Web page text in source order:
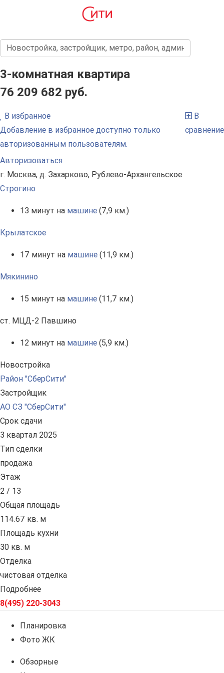
3-комнатная квартира
76 209 682 руб.
В избранное
Добавление в избранное доступно только
авторизованным пользователям.
Авторизоваться
В
сравнение
г. Москва, д. Захарково, Рублево-Архангельское
Строгино
13 минут на машине (7,9 км.)
Крылатское
17 минут на машине (11,9 км.)
Мякинино
15 минут на машине (11,7 км.)
ст. МЦД-2 Павшино
12 минут на машине (5,9 км.)
Новостройка
Район "СберСити"
Застройщик
АО СЗ "СберСити"
Срок сдачи
3 квартал 2025
Тип сделки
продажа
Этаж
2 / 13
Общая площадь
114.67 кв. м
Площадь кухни
30 кв. м
Отделка
чистовая отделка
Подробнее
8(495) 220-3043
Планировка
Фото ЖК
Обзорные